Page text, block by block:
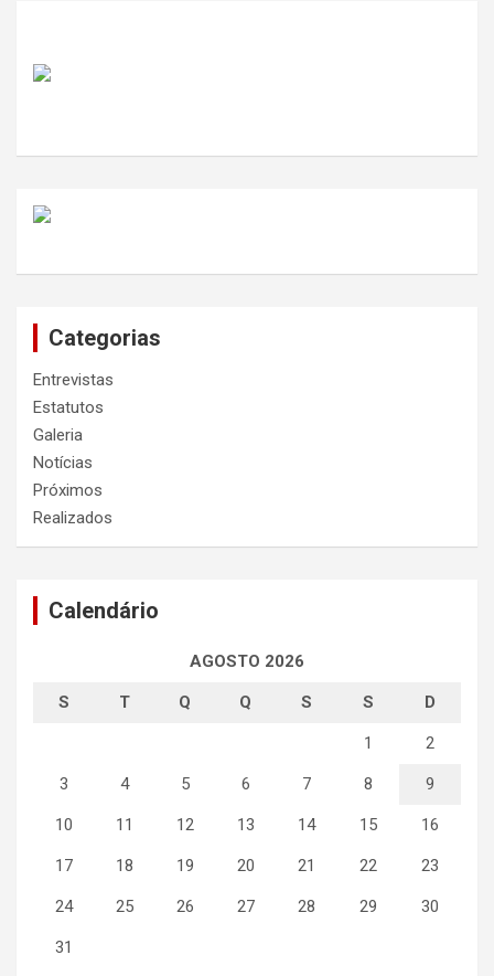
Categorias
Entrevistas
Estatutos
Galeria
Notícias
Próximos
Realizados
Calendário
AGOSTO 2026
S T Q Q S S D
1 2
3 4 5 6 7 8 9
10 11 12 13 14 15 16
17 18 19 20 21 22 23
24 25 26 27 28 29 30
31